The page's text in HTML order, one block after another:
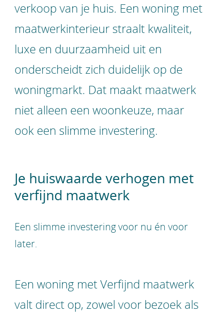
verkoop van je huis. Een woning met
maatwerkinterieur straalt kwaliteit,
luxe en duurzaamheid uit en
onderscheidt zich duidelijk op de
woningmarkt. Dat maakt maatwerk
niet alleen een woonkeuze, maar
ook een slimme investering.
Je huiswaarde verhogen met
verfijnd maatwerk
Een slimme investering voor nu én voor
later.
Een woning met Verfijnd maatwerk
valt direct op, zowel voor bezoek als